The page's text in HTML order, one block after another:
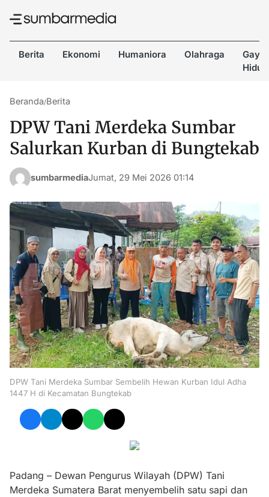
Berita Ekonomi Humaniora Olahraga
Gaya
Hidup
Beranda/Berita
DPW Tani Merdeka Sumbar
Salurkan Kurban di Bungtekab
sumbarmediaJumat, 29 Mei 2026 01:14
DPW Tani Merdeka Sumbar Sembelih Hewan Kurban Idul Adha
1447 H di Kecamatan Bungtekab
Padang – Dewan Pengurus Wilayah (DPW) Tani
Merdeka Sumatera Barat menyembelih satu sapi dan